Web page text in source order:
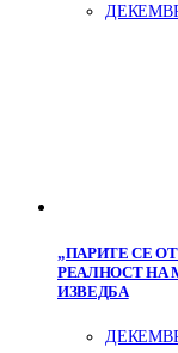
„ПАРИТЕ СЕ
РЕАЛНОСТ НА
ИЗВЕДБА